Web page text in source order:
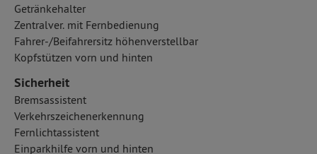
Getränkehalter
Zentralver. mit Fernbedienung
Fahrer-/Beifahrersitz höhenverstellbar
Kopfstützen vorn und hinten
Sicherheit
Bremsassistent
Verkehrszeichenerkennung
Fernlichtassistent
Einparkhilfe vorn und hinten